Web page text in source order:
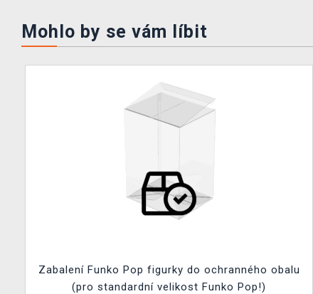
Mohlo by se vám líbit
Zabalení Funko Pop figurky do ochranného obalu
(pro standardní velikost Funko Pop!)